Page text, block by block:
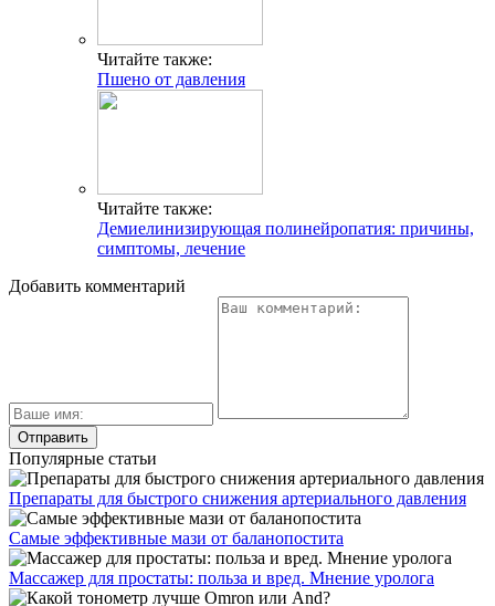
Читайте также:
Пшено от давления
Читайте также:
Демиелинизирующая полинейропатия: причины,
симптомы, лечение
Добавить комментарий
Популярные статьи
Препараты для быстрого снижения артериального давления
Самые эффективные мази от баланопостита
Массажер для простаты: польза и вред. Мнение уролога